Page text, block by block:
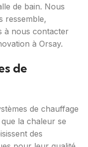
de bain. Nous
ressemble,
à nous contacter
à Orsay.
de
de chauffage
la chaleur se
des